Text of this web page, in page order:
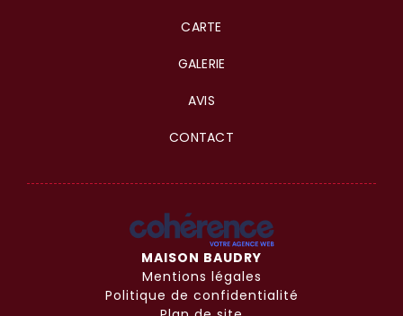
CARTE
GALERIE
AVIS
CONTACT
MAISON BAUDRY
Mentions légales
Politique de confidentialité